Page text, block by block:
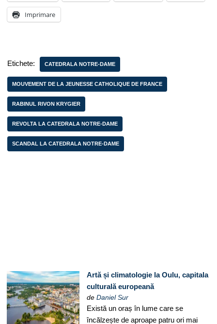
Imprimare
Etichete: CATEDRALA NOTRE-DAME
MOUVEMENT DE LA JEUNESSE CATHOLIQUE DE FRANCE
RABINUL RIVON KRYGIER
REVOLTA LA CATEDRALA NOTRE-DAME
SCANDAL LA CATEDRALA NOTRE-DAME
Artă și climatologie la Oulu, capitala
culturală europeană
deDaniel Sur
Există un oraș în lume care se
încălzește de aproape patru ori mai